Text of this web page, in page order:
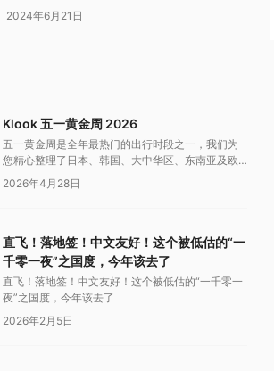
2024年6月21日
Klook 五一黄金周 2026
五一黄金周是全年最热门的出行时段之一，我们为
您精心整理了日本、韩国、大中华区、东南亚及欧
洲的 Klook 优惠，助您轻松规划假期行程。
2026年4月28日
直飞！落地签！中文友好！这个被低估的“一
千零一夜”之国度，今年该去了
直飞！落地签！中文友好！这个被低估的“一千零一
夜”之国度，今年该去了
2026年2月5日